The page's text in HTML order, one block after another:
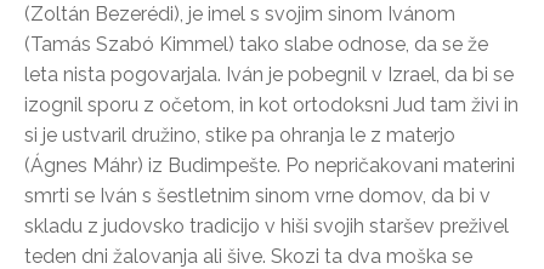
(Zoltán Bezerédi), je imel s svojim sinom Ivánom
(Tamás Szabó Kimmel) tako slabe odnose, da se že
leta nista pogovarjala. Iván je pobegnil v Izrael, da bi se
izognil sporu z očetom, in kot ortodoksni Jud tam živi in
si je ustvaril družino, stike pa ohranja le z materjo
(Ágnes Máhr) iz Budimpešte. Po nepričakovani materini
smrti se Iván s šestletnim sinom vrne domov, da bi v
skladu z judovsko tradicijo v hiši svojih staršev preživel
teden dni žalovanja ali šive. Skozi ta dva moška se